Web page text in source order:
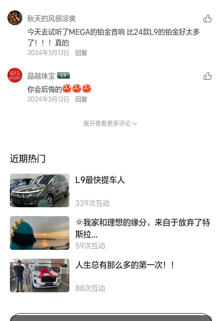
秋天的风很凉爽
今天去试听了MEGA的铂金音响 比24款L9的铂金好太多
了！！！真的
2024年3月12日 回复
晶融珠宝
你会后悔的
2024年3月12日 回复
展开查看更多评论
近期热门
L9最快提车人
339次互动
🌞我家和理想的缘分，来自于放弃了特
斯拉…
59次互动
人生总有那么多的第一次！！
88次互动